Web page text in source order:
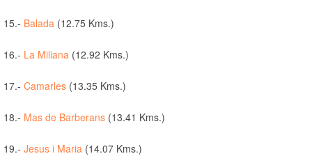
15.- Balada (12.75 Kms.)
16.- La Miliana (12.92 Kms.)
17.- Camarles (13.35 Kms.)
18.- Mas de Barberans (13.41 Kms.)
19.- Jesus i Maria (14.07 Kms.)